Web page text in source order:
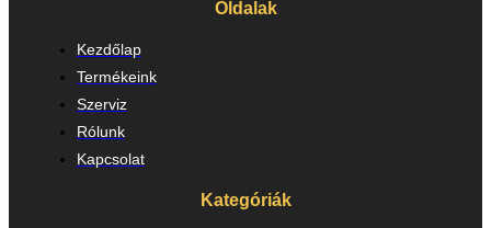
Oldalak
Kezdőlap
Termékeink
Szerviz
Rólunk
Kapcsolat
Kategóriák